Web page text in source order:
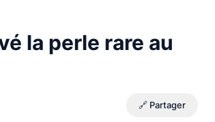
la perle rare au
🔗 Partager